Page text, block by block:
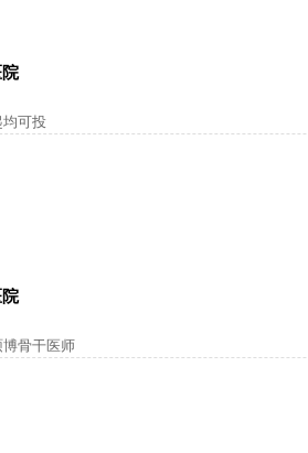
均可投
骨干医师